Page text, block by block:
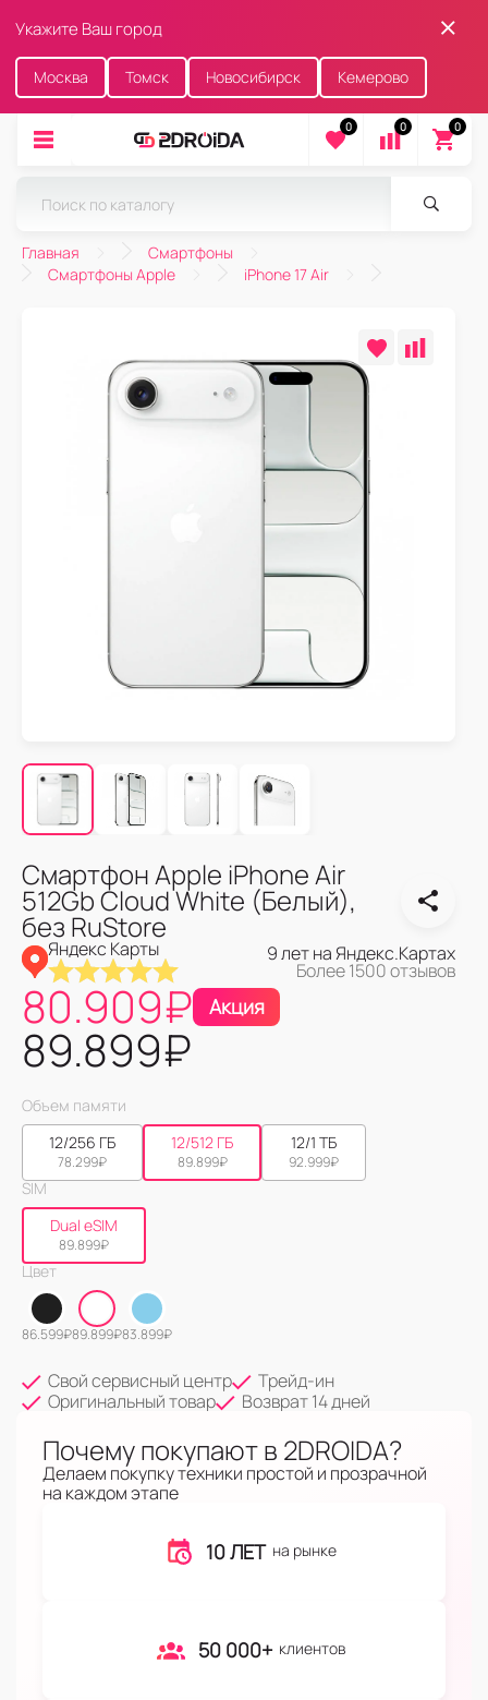
Укажите Ваш город
Москва Томск Новосибирск Кемерово
0 0 0
Главная
Смартфоны
Смартфоны Apple
iPhone 17 Air
Смартфон Apple iPhone Air
512Gb Cloud White (Белый),
без RuStore
Яндекс Карты 9 лет на Яндекс.Картах
Более 1500 отзывов
80.909₽ Акция
89.899₽
Объем памяти
12/256 ГБ
78.299₽
12/512 ГБ
89.899₽
12/1 ТБ
92.999₽
SIM
Dual eSIM
89.899₽
Цвет
86.599₽89.899₽83.899₽
Свой сервисный центр
Трейд-ин
Оригинальный товар
Возврат 14 дней
Почему покупают в 2DROIDA?
Делаем покупку техники простой и прозрачной
на каждом этапе
10 ЛЕТ на рынке
50 000+ клиентов